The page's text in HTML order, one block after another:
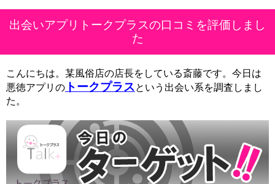
出会いアプリトークプラスの口コミを評価しまし
た
こんにちは。某風俗店の店長をしている斎藤です。今日は
悪徳アプリの トークプラス という出会い系を調査しまし
た。